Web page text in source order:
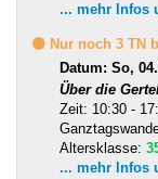
... mehr Infos
🟡 Nur noch 3 TN
Datum: So,
Über die
Zeit: 10:30 -
Altersklasse:
... mehr Infos